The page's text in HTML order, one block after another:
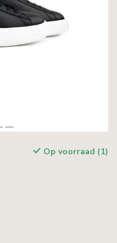
Op voorraad (1)